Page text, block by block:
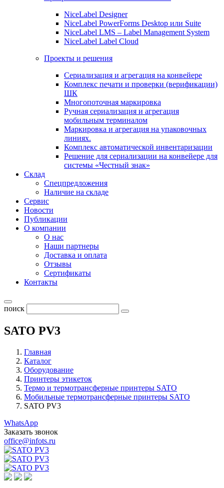
NiceLabel Designer
NiceLabel PowerForms Desktop или Suite
NiceLabel LMS – Label Management System
NiceLabel Label Cloud
Проекты и решения
Сериализация и агрегация на конвейере
Комплекс печати и проверки (верификации)
ШК
Многопоточная маркировка
Ручная сериализация и агрегация
мобильным терминалом
Маркировка и агрегация на упаковочных
линиях.
Комплекс автоматической инвентаризации
Решение для сериализации на конвейере для
системы «Честный знак»
Склад
Спецпредложения
Наличие на складе
Сервис
Новости
Публикации
О компании
О нас
Наши партнеры
Доставка и оплата
Отзывы
Сертификаты
Контакты
поиск
SATO PV3
Главная
Каталог
Оборудование
Принтеры этикеток
Термо и термотрансферные принтеры SATO
Мобильные термотрансферные принтеры SATO
SATO PV3
WhatsApp
Заказать звонок
office@infots.ru